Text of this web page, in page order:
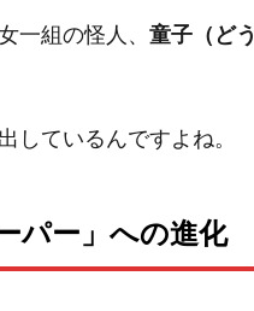
一組の怪人、 童子（どう
しているんですよね。
パー」への進化